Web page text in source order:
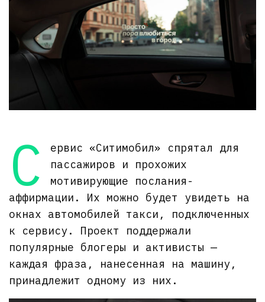
С
ервис «Ситимобил» спрятал для
пассажиров и прохожих
мотивирующие послания-
аффирмации. Их можно будет увидеть на
окнах автомобилей такси, подключенных
к сервису. Проект поддержали
популярные блогеры и активисты —
каждая фраза, нанесенная на машину,
принадлежит одному из них.